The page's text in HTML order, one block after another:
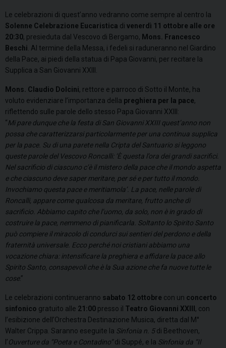
Le celebrazioni di quest’anno vedranno come sempre al centro la
Solenne Celebrazione Eucaristica di venerdì 11 ottobre alle ore
20:30, presieduta dal Vescovo di Bergamo, Mons. Francesco
Beschi . Al termine della Messa, i fedeli si raduneranno nel Giardino
della Pace, ai piedi della statua di Papa Giovanni, per recitare la
Supplica a San Giovanni XXIII.
Mons. Claudio Dolcini, rettore e parroco di Sotto il Monte, ha
voluto evidenziare l’importanza della preghiera per la pace,
riflettendo sulle parole dello stesso Papa Giovanni XXIII:
“Mi pare dunque che la festa di San Giovanni XXIII quest’anno non
possa che caratterizzarsi particolarmente per una continua supplica
per la pace. Su di una parete nella Cripta del Santuario si leggono
queste parole del Vescovo Roncalli: ‘È questa l’ora dei grandi sacrifici.
Nel sacrificio di ciascuno c’è il mistero della pace che il mondo aspetta
e che ciascuno deve saper meritare, per sé e per tutto il mondo.
Invochiamo questa pace e meritiamola’. La pace, nelle parole di
Roncalli, appare come qualcosa da meritare, frutto anche di
sacrificio. Abbiamo capito che l’uomo, da solo, non è in grado di
costruire la pace, nemmeno di pianificarla. Soltanto lo Spirito Santo
può compiere il miracolo di condurci sui sentieri del perdono e della
fraternità universale. Ecco perché noi cristiani abbiamo una
vocazione chiara: intensificare la preghiera e affidare la pace allo
Spirito Santo, consapevoli che è la Sua azione che fa nuove tutte le
cose.”
Le celebrazioni continueranno sabato 12 ottobre con un concerto
sinfonico gratuito alle 21:00 presso il Teatro Giovanni XXIII , con
l’esibizione dell’Orchestra Destinazione Musica, diretta dal M°
Walter Crippa. Saranno eseguite la Sinfonia n. 5di Beethoven,
l’Ouverture da “Poeta e Contadino”di Suppé, e la Sinfonia da “Il